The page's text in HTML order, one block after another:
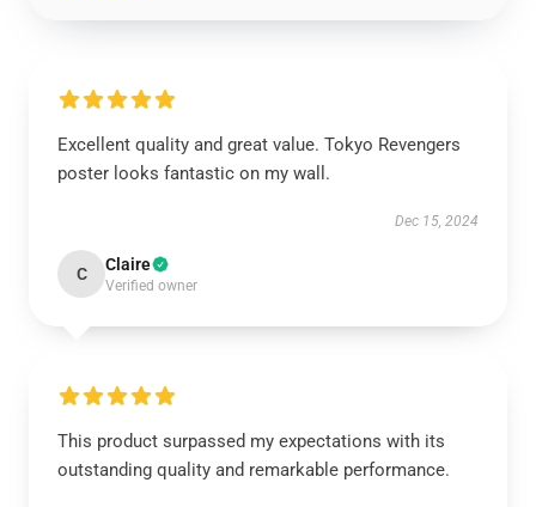
Excellent quality and great value. Tokyo Revengers
poster looks fantastic on my wall.
Dec 15, 2024
C Claire
Verified owner
This product surpassed my expectations with its
outstanding quality and remarkable performance.